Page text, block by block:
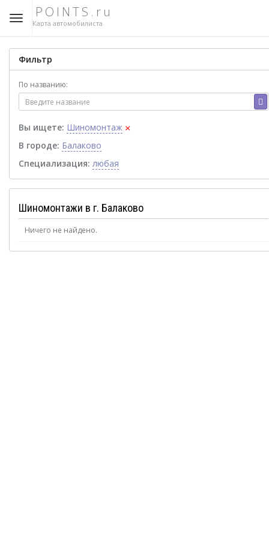
POINTS.ru
Карта автомобилиста
Фильтр
По названию:
Вы ищете: Шиномонтаж ×
В городе: Балаково
Специализация: любая
Шиномонтажи в г. Балаково
Ничего не найдено.